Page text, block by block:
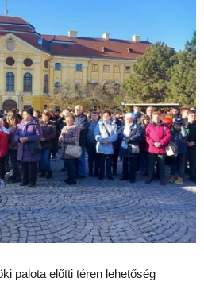
palota előtti téren lehetőség